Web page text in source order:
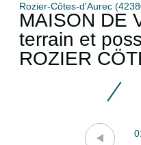
Rozier-Côtes-d'Aurec
MAISON DE
terrain et
ROZIER